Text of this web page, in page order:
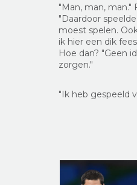
"Man, man, man."
"Daardoor
moest spelen.
ik hier een dik
Hoe dan? "Geen
zorgen."
"Ik heb gespeeld